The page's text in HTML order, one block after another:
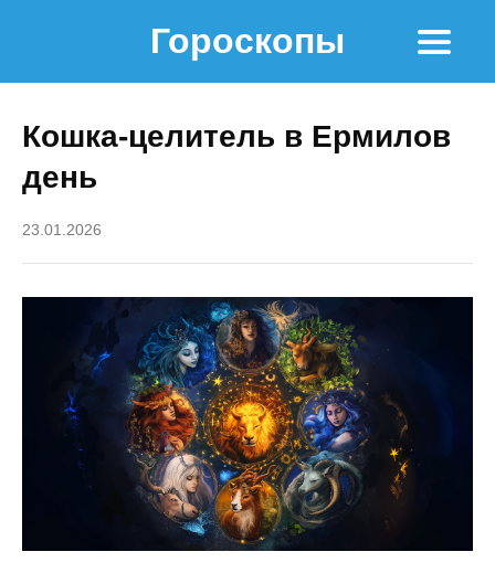
Гороскопы
Кошка-целитель в Ермилов
день
23.01.2026